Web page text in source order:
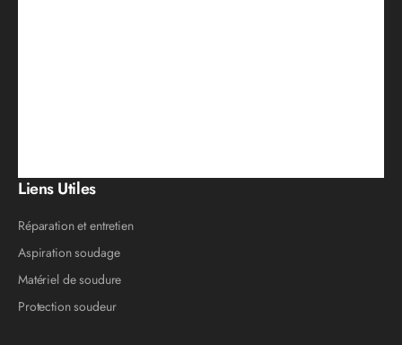
Liens Utiles
Réparation et entretien
Aspiration soudage
Matériel de soudure
Protection soudeur